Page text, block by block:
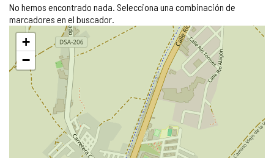
No hemos encontrado nada. Selecciona una combinación de
marcadores en el buscador.
Saltar
mapa
+
−